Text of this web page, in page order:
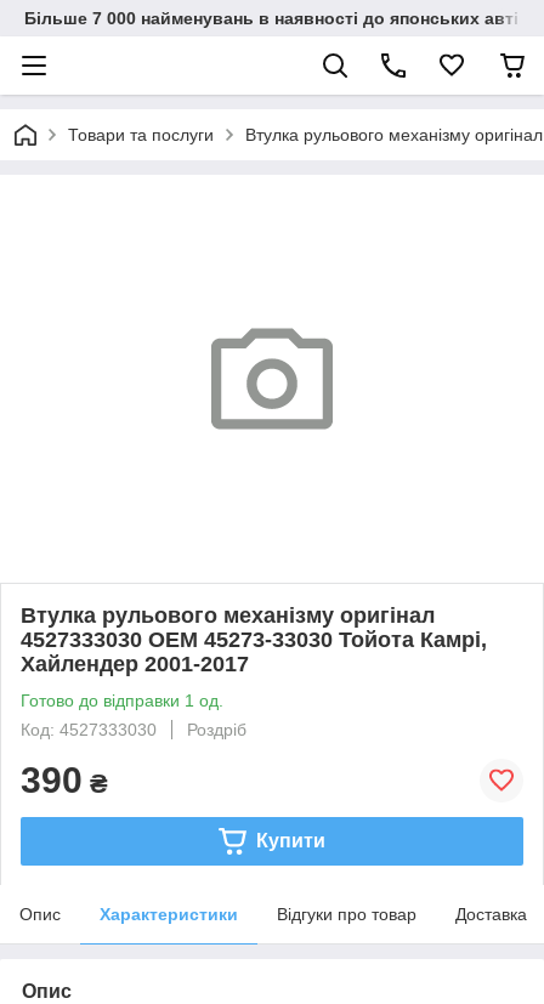
Більше 7 000 найменувань в наявності до японських
Товари та послуги Втулка рульового механізму
Втулка рульового механізму оригінал
4527333030 OEM 45273-33030 Тойота Камрі,
Хайлендер 2001-2017
Готово до відправки 1 од.
Код: 4527333030
Роздріб
390 ₴
Купити
Опис Характеристики Відгуки про товар Доставка
Опис